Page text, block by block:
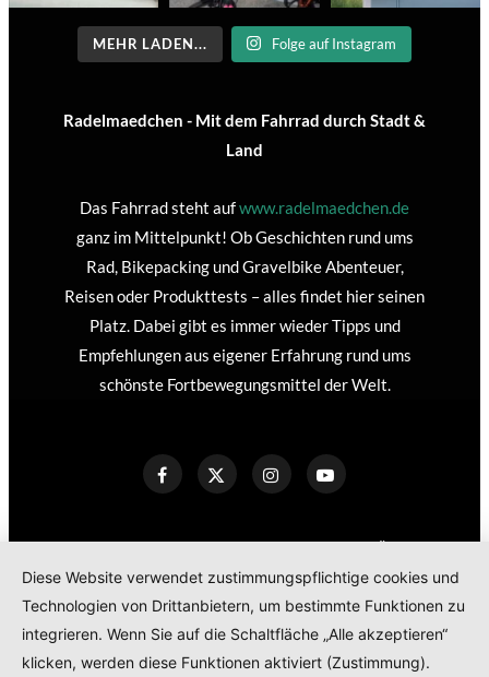
MEHR LADEN... Folge auf Instagram
Radelmaedchen - Mit dem Fahrrad durch Stadt &
Land
Das Fahrrad steht aufwww.radelmaedchen.de
ganz im Mittelpunkt! Ob Geschichten rund ums
Rad, Bikepacking und Gravelbike Abenteuer,
Reisen oder Produkttests – alles findet hier seinen
Platz. Dabei gibt es immer wieder Tipps und
Empfehlungen aus eigener Erfahrung rund ums
schönste Fortbewegungsmittel der Welt.
KONTAKT IMPRESSUM DATENSCHUTZERKLÄRUNG
COOKIE POLICY
TEILNAHMEBEDINGUNGEN GEWINNSPIEL
PRODUKTTESTS – KOOPERATIONEN – SPONSORED POSTS
Diese Website verwendet zustimmungspflichtige cookies und
Technologien von Drittanbietern, um bestimmte Funktionen zu
integrieren. Wenn Sie auf die Schaltfläche „Alle akzeptieren“
klicken, werden diese Funktionen aktiviert (Zustimmung).